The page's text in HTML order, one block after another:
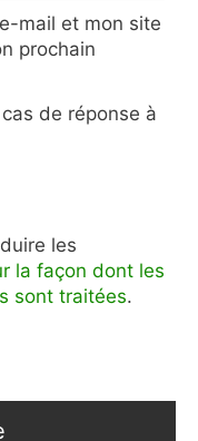
mail et mon site
prochain
de réponse à
les
la façon dont les
sont traitées.